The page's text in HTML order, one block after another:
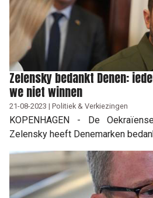
Zelensky bedankt Denen:
we niet winnen
21-08-2023 | Politiek & Verkiezingen
KOPENHAGEN - De
Zelensky heeft Denemarken